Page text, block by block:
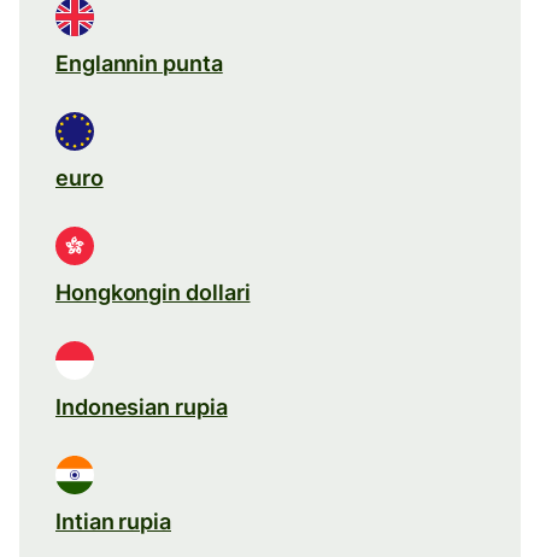
Englannin punta
euro
Hongkongin dollari
Indonesian rupia
Intian rupia